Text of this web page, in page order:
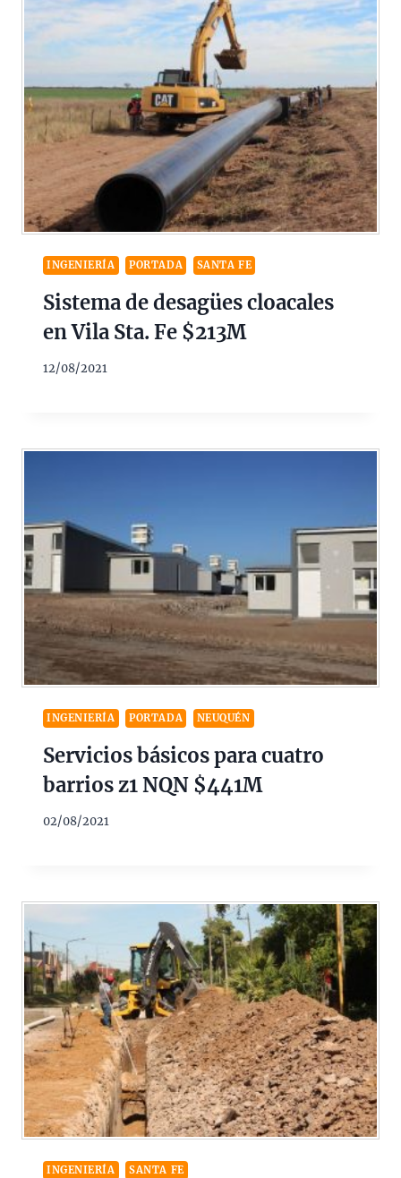
INGENIERÍA PORTADA SANTA FE
Sistema de desagües cloacales
en Vila Sta. Fe $213M
12/08/2021
INGENIERÍA PORTADA NEUQUÉN
Servicios básicos para cuatro
barrios z1 NQN $441M
02/08/2021
INGENIERÍA SANTA FE